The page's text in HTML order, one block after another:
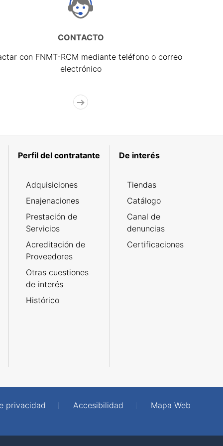
CONTACTO
con FNMT-RCM mediante teléfono o correo
electrónico
Perfil del contratante
Adquisiciones
Enajenaciones
Prestación de
Servicios
Acreditación de
Proveedores
Otras cuestiones
de interés
Histórico
De interés
Tiendas
Catálogo
Canal de
denuncias
Certificaciones
privacidad Accesibilidad
Mapa Web